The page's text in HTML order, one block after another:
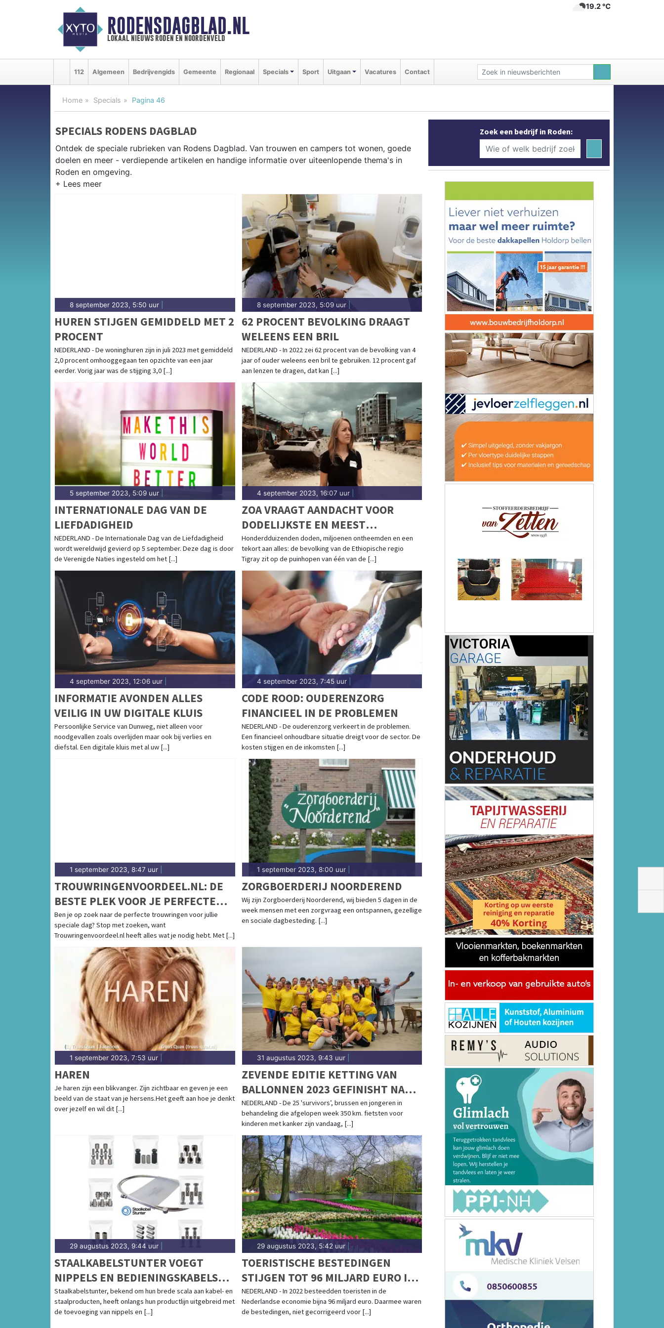
RODENSDAGBLAD.NL
lokaal nieuws roden en noordenveld
19.2 ℃
112 Algemeen Bedrijvengids Gemeente Regionaal Specials Sport Uitgaan Vacatures Contact
Home Specials Pagina 46
SPECIALS RODENS DAGBLAD
Ontdek de speciale rubrieken van Rodens Dagblad. Van trouwen en campers tot wonen, goede
doelen en meer - verdiepende artikelen en handige informatie over uiteenlopende thema's in
Roden en omgeving.
8 september 2023, 5:50 uur
HUREN STIJGEN GEMIDDELD MET 2
PROCENT
NEDERLAND - De woninghuren zijn in juli 2023 met gemiddeld
2,0 procent omhooggegaan ten opzichte van een jaar
eerder. Vorig jaar was de stijging 3,0 [...]
8 september 2023, 5:09 uur|
62 PROCENT BEVOLKING DRAAGT
WELEENS EEN BRIL
NEDERLAND - In 2022 zei 62 procent van de bevolking van 4
jaar of ouder weleens een bril te gebruiken. 12 procent gaf
aan lenzen te dragen, dat kan [...]
5 september 2023, 5:09 uur
INTERNATIONALE DAG VAN DE
LIEFDADIGHEID
NEDERLAND - De Internationale Dag van de Liefdadigheid
wordt wereldwijd gevierd op 5 september. Deze dag is door
de Verenigde Naties ingesteld om het [...]
4 september 2023, 16:07 uur|
ZOA VRAAGT AANDACHT VOOR
DODELIJKSTE EN MEEST
VERZWEGEN CONFLICT VAN DEZE
EEUW
Honderdduizenden doden, miljoenen ontheemden en een
tekort aan alles: de bevolking van de Ethiopische regio
Tigray zit op de puinhopen van één van de [...]
4 september 2023, 12:06 uur
INFORMATIE AVONDEN ALLES
VEILIG IN UW DIGITALE KLUIS
Persoonlijke Service van Dunweg, niet alleen voor
noodgevallen zoals overlijden maar ook bij verlies en
diefstal. Een digitale kluis met al uw [...]
4 september 2023, 7:45 uur|
CODE ROOD: OUDERENZORG
FINANCIEEL IN DE PROBLEMEN
NEDERLAND - De ouderenzorg verkeert in de problemen.
Een financieel onhoudbare situatie dreigt voor de sector. De
kosten stijgen en de inkomsten [...]
1 september 2023, 8:47 uur
TROUWRINGENVOORDEEL.NL: DE
BESTE PLEK VOOR JE PERFECTE
TROUWRINGEN
Ben je op zoek naar de perfecte trouwringen voor jullie
speciale dag? Stop met zoeken, want
Trouwringenvoordeel.nl heeft alles wat je nodig hebt. Met [...]
1 september 2023, 8:00 uur|
ZORGBOERDERIJ NOORDEREND
Wij zijn Zorgboerderij Noorderend, wij bieden 5 dagen in de
week mensen met een zorgvraag een ontspannen, gezellige
en sociale dagbesteding. [...]
1 september 2023, 7:53 uur
HAREN
Je haren zijn een blikvanger. Zijn zichtbaar en geven je een
beeld van de staat van je hersens.Het geeft aan hoe je denkt
over jezelf en wil dit [...]
31 augustus 2023, 9:43 uur|
ZEVENDE EDITIE KETTING VAN
BALLONNEN 2023 GEFINISHT NA
FIETSTOCHT VAN 350 KILOMETER
DOOR NEDERLAND
NEDERLAND - De 25 'survivors’, brussen en jongeren in
behandeling die afgelopen week 350 km. fietsten voor
kinderen met kanker zijn vandaag, [...]
29 augustus 2023, 9:44 uur
STAALKABELSTUNTER VOEGT
NIPPELS EN BEDIENINGSKABELS
TOE AAN HET ASSORTIMENT
Staalkabelstunter, bekend om hun brede scala aan kabel- en
staalproducten, heeft onlangs hun productlijn uitgebreid met
de toevoeging van nippels en [...]
29 augustus 2023, 5:42 uur|
TOERISTISCHE BESTEDINGEN
STIJGEN TOT 96 MILJARD EURO IN
2022
NEDERLAND - In 2022 besteedden toeristen in de
Nederlandse economie bijna 96 miljard euro. Daarmee waren
de bestedingen, niet gecorrigeerd voor [...]
Zoek een bedrijf in Roden: